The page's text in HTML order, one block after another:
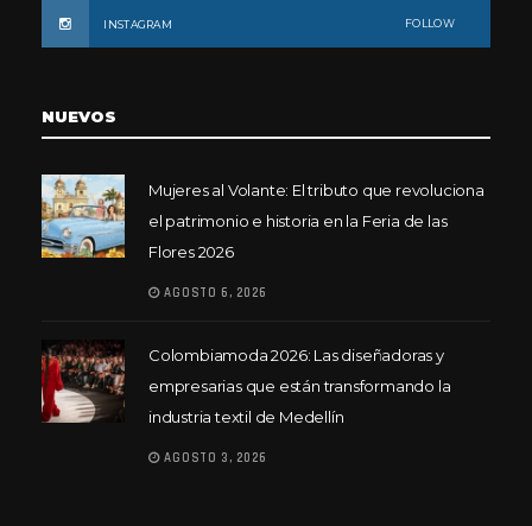
INSTAGRAM FOLLOW
NUEVOS
Mujeres al Volante: El tributo que revoluciona
el patrimonio e historia en la Feria de las
Flores 2026
AGOSTO 6, 2026
Colombiamoda 2026: Las diseñadoras y
empresarias que están transformando la
industria textil de Medellín
AGOSTO 3, 2026